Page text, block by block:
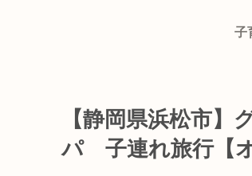
子
【静岡県浜松市
パ 子連れ旅行【